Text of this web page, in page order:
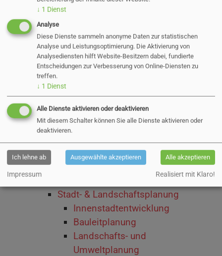
Klimaschutzkonzept
Klimaanpassungskonzept
Infoveranstaltung
Planung des Landes
Laufende Bauprojekte
Neues Zentralklinikum am
Kunstmann-Gebäude
Ernst-Paasch-Halle
Stadt- & Landschaftsplanung
Innenstadtentwicklung
Bauleitplanung
Landschafts- und
Umweltplanung
↓ 1 Dienst
Analyse
Diese Dienste sammeln anonyme Daten zur statistischen
Analyse und Leistungsoptimierung. Die Aktivierung von
Analysediensten hilft Website-Besitzern dabei, fundierte
Entscheidungen zur Verbesserung von Online-Diensten zu
treffen.
↓ 1 Dienst
Alle Dienste aktivieren oder deaktivieren
Mit diesem Schalter können Sie alle Dienste aktivieren oder
deaktivieren.
Ich lehne ab Ausgewählte akzeptieren Alle akzeptieren
Impressum Realisiert mit Klaro!